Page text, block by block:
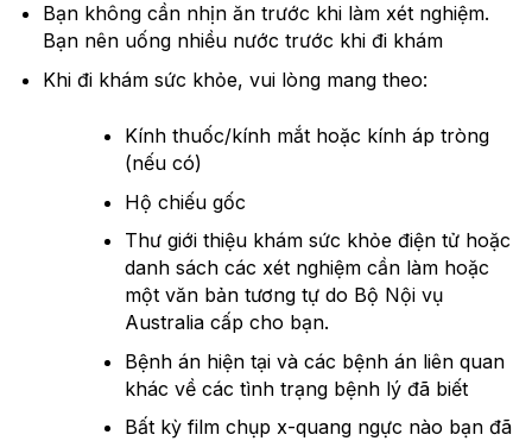
Bạn không cần nhịn ăn trước khi làm xét nghiệm.
Bạn nên uống nhiều nước trước khi đi khám
Khi đi khám sức khỏe, vui lòng mang theo:
Kính thuốc/kính mắt hoặc kính áp tròng
(nếu có)
Hộ chiếu gốc
Thư giới thiệu khám sức khỏe điện tử hoặc
danh sách các xét nghiệm cần làm hoặc
một văn bản tương tự do Bộ Nội vụ
Australia cấp cho bạn.
Bệnh án hiện tại và các bệnh án liên quan
khác về các tình trạng bệnh lý đã biết
Bất kỳ film chụp x-quang ngực nào bạn đã